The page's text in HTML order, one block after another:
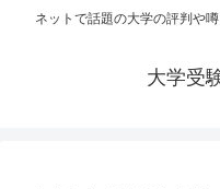
ネットで話題の大学の評判や
大学受